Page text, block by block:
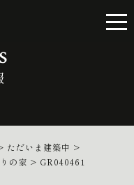
ただいま建築中 >
の家 > GR040461